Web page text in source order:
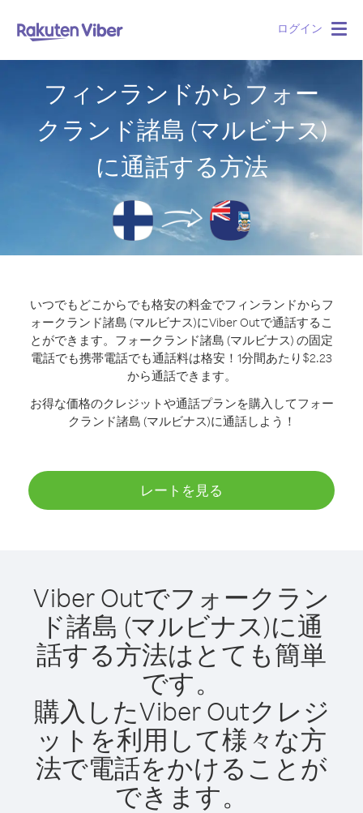
ログイン
フィンランドからフォー
クランド諸島 (マルビナス)
に通話する方法
いつでもどこからでも格安の料金でフィンランドからフ
ォークランド諸島 (マルビナス)にViber Outで通話するこ
とができます。 フォークランド諸島 (マルビナス) の固定
電話でも携帯電話でも通話料は格安！1分間あたり$2.23
から通話できます。
お得な価格のクレジットや通話プランを購入してフォー
クランド諸島 (マルビナス)に通話しよう！
レートを見る
Viber Outでフォークラン
ド諸島 (マルビナス)に通
話する方法はとても簡単
です。
購入したViber Outクレジ
ットを利用して様々な方
法で電話をかけることが
できます。